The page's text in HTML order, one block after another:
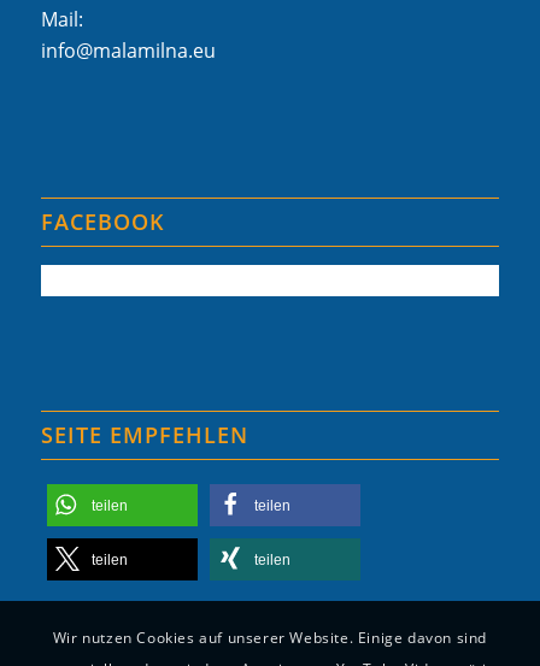
Mail:
info@malamilna.eu
FACEBOOK
SEITE EMPFEHLEN
teilen teilen
teilen teilen
Wir nutzen Cookies auf unserer Website. Einige davon sind